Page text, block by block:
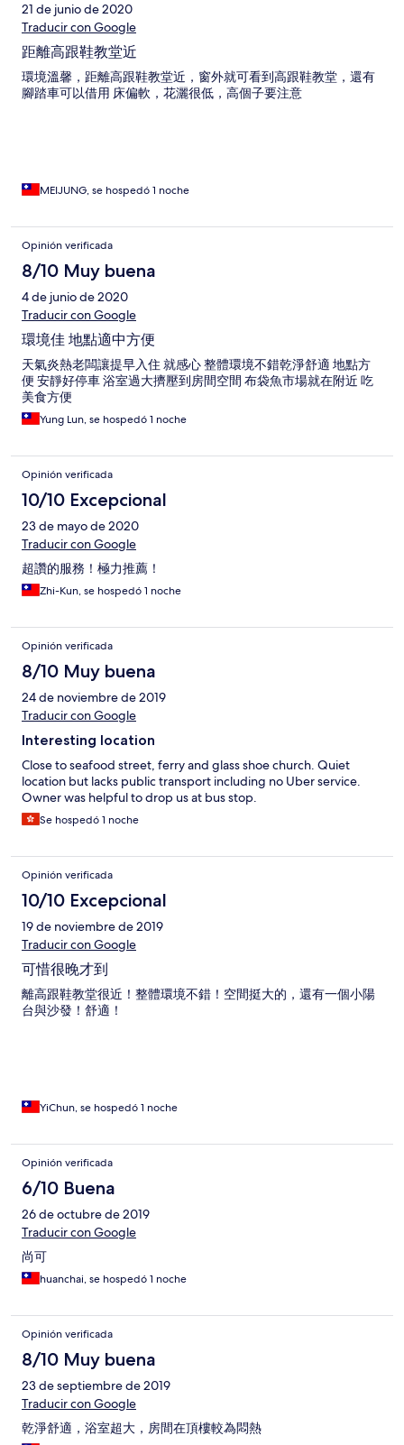
21 de junio de 2020
Traducir con Google
距離高跟鞋教堂近
環境溫馨，距離高跟鞋教堂近，窗外就可看到高跟鞋教堂，還有
腳踏車可以借用 床偏軟，花灑很低，高個子要注意
MEIJUNG, se hospedó 1 noche
Opinión verificada
8/10 Muy buena
4 de junio de 2020
Traducir con Google
環境佳 地點適中方便
天氣炎熱老闆讓提早入住 就感心 整體環境不錯乾淨舒適 地點方
便 安靜好停車 浴室過大擠壓到房間空間 布袋魚市場就在附近 吃
美食方便
Yung Lun, se hospedó 1 noche
Opinión verificada
10/10 Excepcional
23 de mayo de 2020
Traducir con Google
超讚的服務！極力推薦！
Zhi-Kun, se hospedó 1 noche
Opinión verificada
8/10 Muy buena
24 de noviembre de 2019
Traducir con Google
Interesting location
Close to seafood street, ferry and glass shoe church. Quiet
location but lacks public transport including no Uber service.
Owner was helpful to drop us at bus stop.
Se hospedó 1 noche
Opinión verificada
10/10 Excepcional
19 de noviembre de 2019
Traducir con Google
可惜很晚才到
離高跟鞋教堂很近！整體環境不錯！空間挺大的，還有一個小陽
台與沙發！舒適！
YiChun, se hospedó 1 noche
Opinión verificada
6/10 Buena
26 de octubre de 2019
Traducir con Google
尚可
huanchai, se hospedó 1 noche
Opinión verificada
8/10 Muy buena
23 de septiembre de 2019
Traducir con Google
乾淨舒適，浴室超大，房間在頂樓較為悶熱